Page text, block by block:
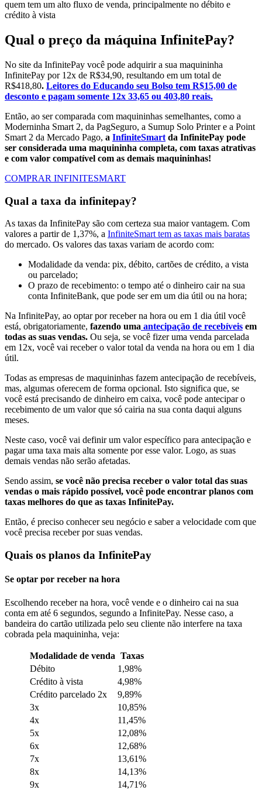
quem tem um alto fluxo de venda, principalmente no débito e
crédito à vista
Qual o preço da máquina InfinitePay?
No site da InfinitePay você pode adquirir a sua maquininha
InfinitePay por 12x de R$34,90, resultando em um total de
R$418,80. Leitores do Educando seu Bolso tem R$15,00 de
desconto e pagam somente 12x 33,65 ou 403,80 reais.
Então, ao ser comparada com maquininhas semelhantes, como a
Moderninha Smart 2, da PagSeguro, a Sumup Solo Printer e a Point
Smart 2 da Mercado Pago, a InfiniteSmart da InfinitePay pode
ser considerada uma maquininha completa, com taxas atrativas
e com valor compatível com as demais maquininhas!
COMPRAR INFINITESMART
Qual a taxa da infinitepay?
As taxas da InfinitePay são com certeza sua maior vantagem. Com
valores a partir de 1,37%, a InfiniteSmart tem as taxas mais baratas
do mercado. Os valores das taxas variam de acordo com:
Modalidade da venda: pix, débito, cartões de crédito, a vista
ou parcelado;
O prazo de recebimento: o tempo até o dinheiro cair na sua
conta InfiniteBank, que pode ser em um dia útil ou na hora;
Na InfinitePay, ao optar por receber na hora ou em 1 dia útil você
está, obrigatoriamente, fazendo uma antecipação de recebíveis em
todas as suas vendas. Ou seja, se você fizer uma venda parcelada
em 12x, você vai receber o valor total da venda na hora ou em 1 dia
útil.
Todas as empresas de maquininhas fazem antecipação de recebíveis,
mas, algumas oferecem de forma opcional. Isto significa que, se
você está precisando de dinheiro em caixa, você pode antecipar o
recebimento de um valor que só cairia na sua conta daqui alguns
meses.
Neste caso, você vai definir um valor específico para antecipação e
pagar uma taxa mais alta somente por esse valor. Logo, as suas
demais vendas não serão afetadas.
Sendo assim, se você não precisa receber o valor total das suas
vendas o mais rápido possível, você pode encontrar planos com
taxas melhores do que as taxas InfinitePay.
Então, é preciso conhecer seu negócio e saber a velocidade com que
você precisa receber por suas vendas.
Quais os planos da InfinitePay
Se optar por receber na hora
Escolhendo receber na hora, você vende e o dinheiro cai na sua
conta em até 6 segundos, segundo a InfinitePay. Nesse caso, a
bandeira do cartão utilizada pelo seu cliente não interfere na taxa
cobrada pela maquininha, veja:
Modalidade de venda Taxas
Débito
1,98%
Crédito à vista
4,98%
Crédito parcelado 2x
9,89%
3x
10,85%
4x
11,45%
5x
12,08%
6x
12,68%
7x
13,61%
8x
14,13%
9x
14,71%